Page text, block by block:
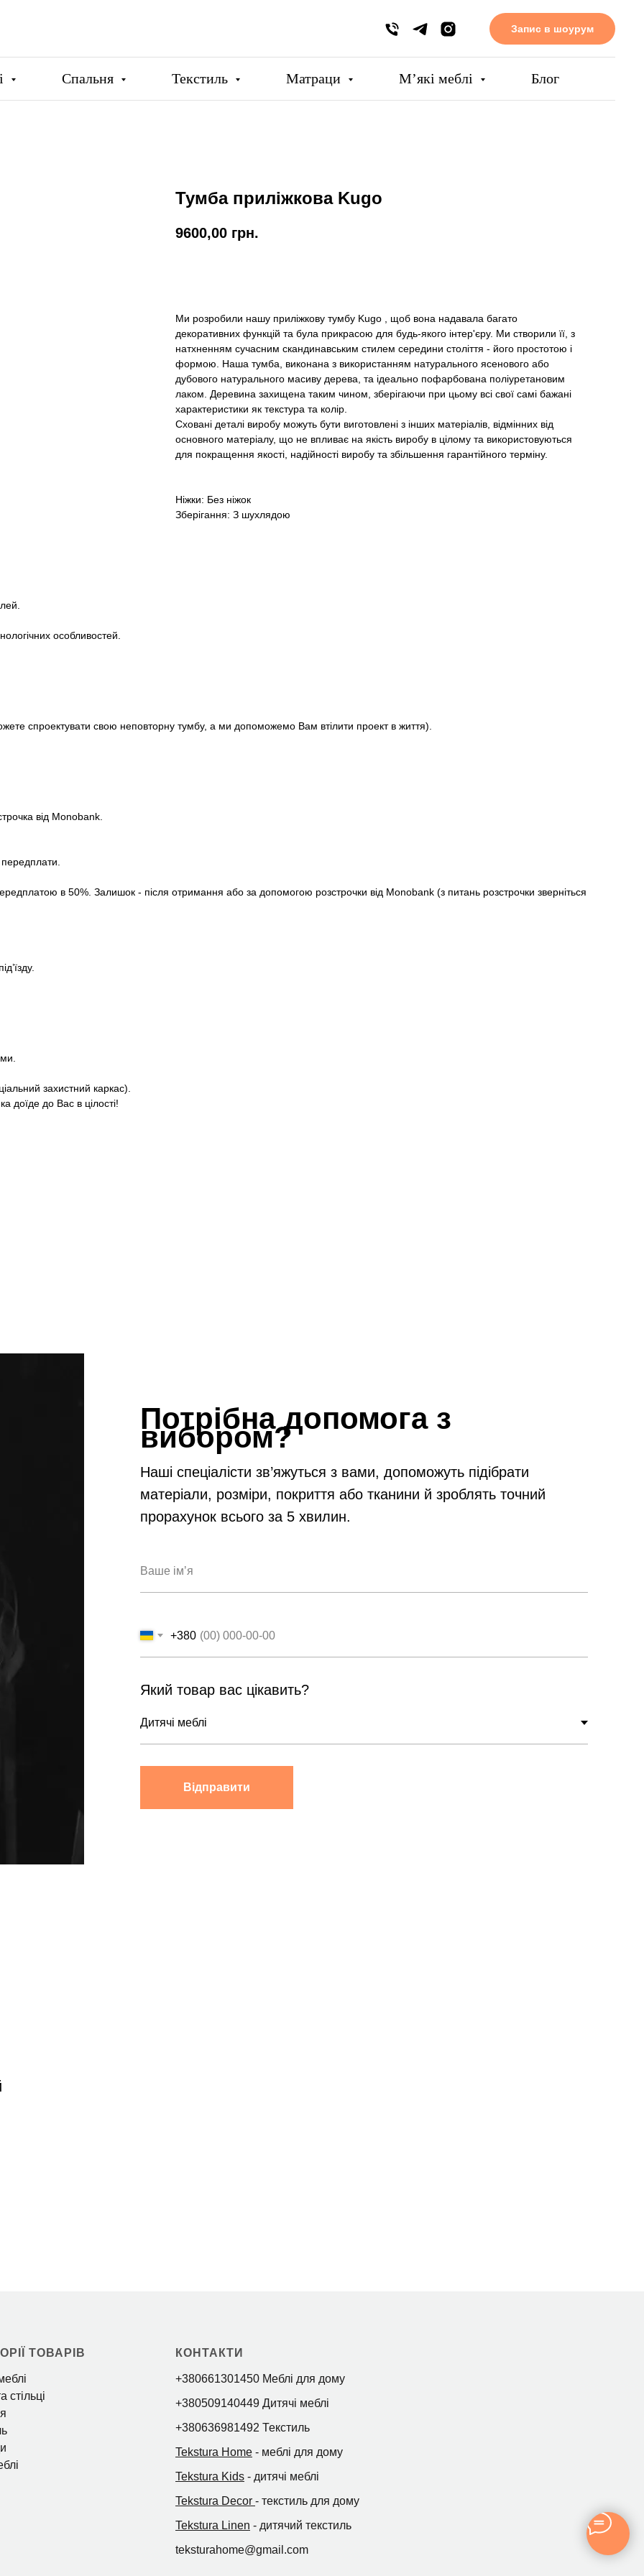
Запис в шоурум
Спальня Текстиль Матраци Мʼякі меблі Блог
Тумба приліжкова Kugo
9600,00 грн.
Ми розробили нашу приліжкову тумбу Kugo , щоб вона надавала багато
декоративних функцій та була прикрасою для будь-якого інтер'єру. Ми створили її, з
натхненням сучасним скандинавським стилем середини століття - його простотою і
формою. Наша тумба, виконана з використанням натурального ясенового або
дубового натурального масиву дерева, та ідеально пофарбована поліуретановим
лаком. Деревина захищена таким чином, зберігаючи при цьому всі свої самі бажані
характеристики як текстура та колір.
Сховані деталі виробу можуть бути виготовлені з інших матеріалів, відмінних від
основного матеріалу, що не впливає на якість виробу в цілому та використовуються
для покращення якості, надійності виробу та збільшення гарантійного терміну.
Ніжки: Без ніжок
Зберігання: З шухлядою
особливостей.
спроектувати свою неповторну тумбу, а ми допоможемо Вам втілити проект в життя).
від Monobank.
в 50%. Залишок - після отримання або за допомогою розстрочки від Monobank (з питань розстрочки зверніться
захистний каркас).
доїде до Вас в цілості!
Потрібна допомога з
вибором?
Наші спеціалісти зв’яжуться з вами, допоможуть підібрати
матеріали, розміри, покриття або тканини й зроблять точний
прорахунок всього за 5 хвилин.
+380
Який товар вас цікавить?
Відправити
ТОВАРІВ
стільці
КОНТАКТИ
+380661301450 Меблі для дому
+380509140449 Дитячі меблі
+380636981492 Текстиль
Tekstura Home - меблі для дому
Tekstura Kids - дитячі меблі
Tekstura Decor - текстиль для дому
Tekstura Linen - дитячий текстиль
teksturahome@gmail.com